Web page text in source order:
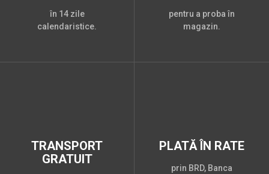
în 14 zile
calendaristice.
pentru a proba în
magazin.
TRANSPORT
GRATUIT
PLATĂ ÎN RATE
prin BRD, Banca